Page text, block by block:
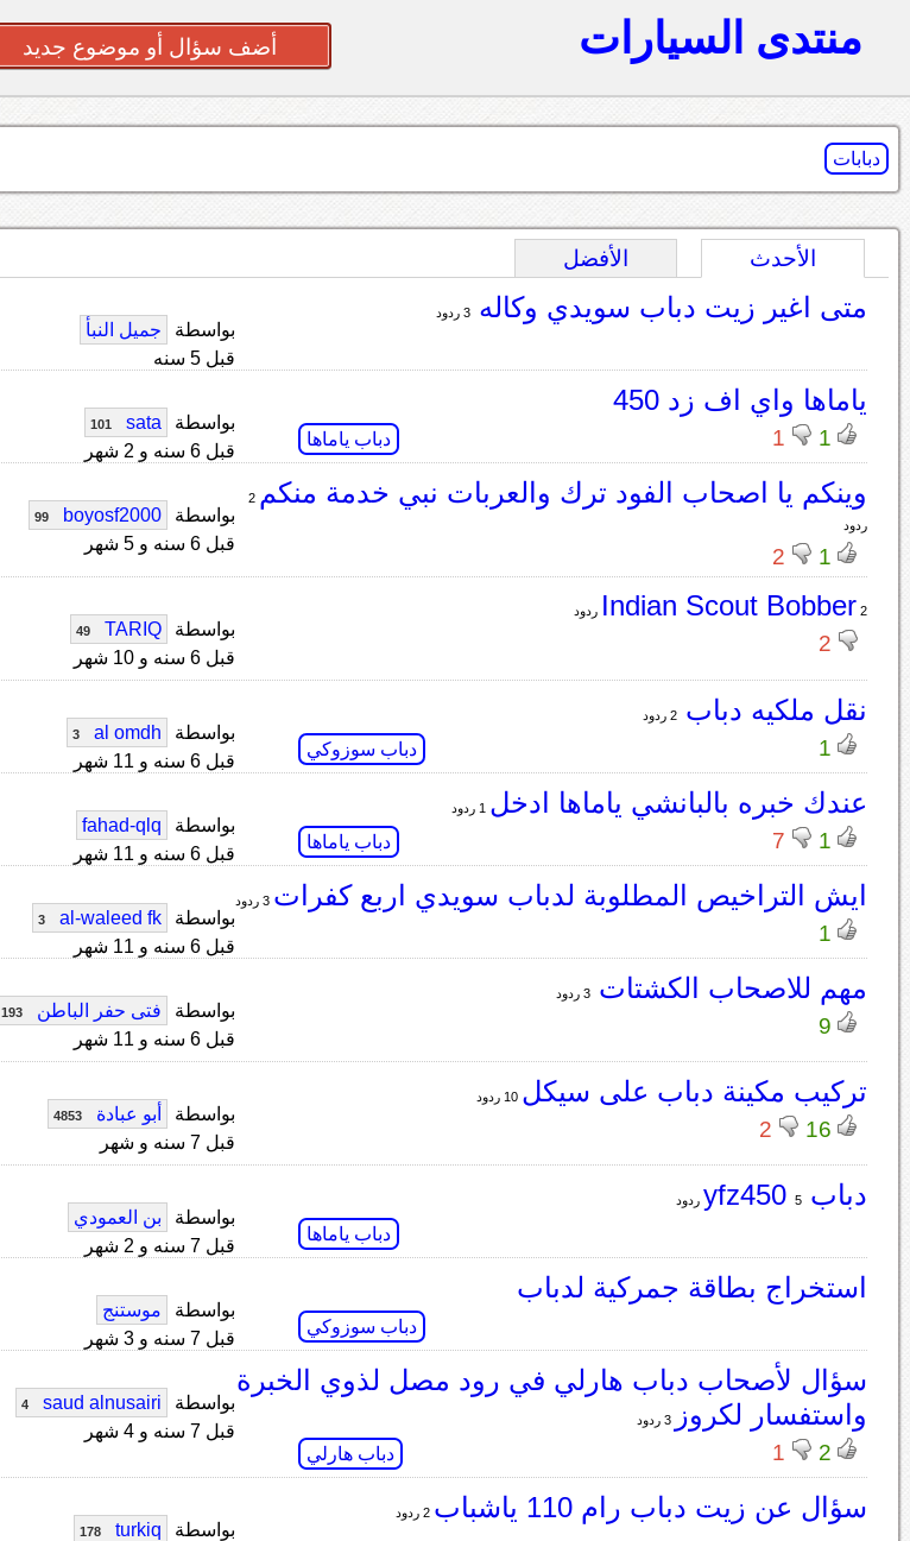
منتدى السيارات أضف سؤال أو موضوع جديد
دبابات
الأحدث الأفضل
متى اغير زيت دباب سويدي وكاله3 ردود
بواسطة
جميل النبأ
قبل 5 سنه
ياماها واي اف زد 450
1
1 دباب ياماها
بواسطة sata
101
قبل 6 سنه و 2 شهر
وينكم يا اصحاب الفود ترك والعربات نبي خدمة منكم 2
ردود
1
2
بواسطة boyosf2000
99
قبل 6 سنه و 5 شهر
Indian Scout Bobber 2 ردود
2
بواسطة TARIQ
49
قبل 6 سنه و 10 شهر
نقل ملكيه دباب2 ردود
1 دباب سوزوكي
بواسطة al omdh
3
قبل 6 سنه و 11 شهر
عندك خبره بالبانشي ياماها ادخل
1
7 دباب ياماها
بواسطة
fahad-qlq
قبل 6 سنه و 11 شهر
ايش التراخيص المطلوبة لدباب سويدي اربع كفرات 3 ردود
1
بواسطة al-waleed fk
3
قبل 6 سنه و 11 شهر
مهم للاصحاب الكشتات3 ردود
9
بواسطة فتى حفر الباطن 193
قبل 6 سنه و 11 شهر
تركيب مكينة دباب على سيكل 10 ردود
16
2
بواسطة أبو عبادة 4853
قبل 7 سنه و شهر
دباب yfz4505 ردود
دباب ياماها
بواسطة
بن العمودي
قبل 7 سنه و 2 شهر
استخراج بطاقة جمركية لدباب
دباب سوزوكي
بواسطة
موستنج
قبل 7 سنه و 3 شهر
سؤال لأصحاب دباب هارلي في رود مصل لذوي الخبرة
واستفسار لكروز
3 ردود
2
1 دباب هارلي
بواسطة saud alnusairi
4
قبل 7 سنه و 4 شهر
سؤال عن زيت دباب رام 110 ياشباب 2 ردود
بواسطة turkiq
178